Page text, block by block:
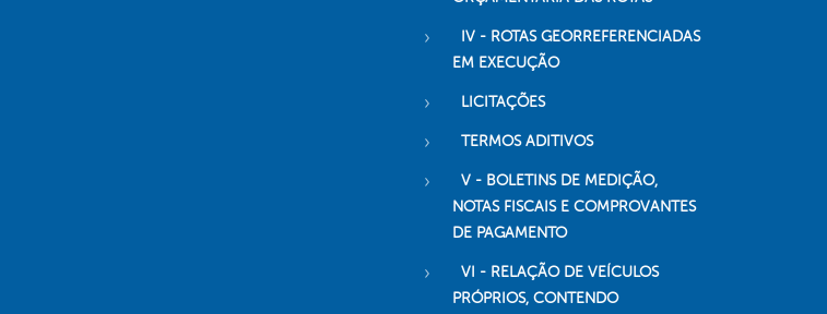
IV - ROTAS GEORREFERENCIADAS
EM EXECUÇÃO
LICITAÇÕES
TERMOS ADITIVOS
V - BOLETINS DE MEDIÇÃO,
NOTAS FISCAIS E COMPROVANTES
DE PAGAMENTO
VI - RELAÇÃO DE VEÍCULOS
PRÓPRIOS, CONTENDO